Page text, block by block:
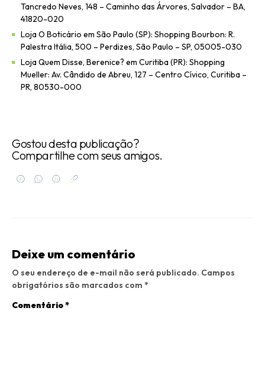
Tancredo Neves, 148 – Caminho das Árvores, Salvador – BA,
41820-020
Loja O Boticário em São Paulo (SP): Shopping Bourbon: R.
Palestra Itália, 500 – Perdizes, São Paulo – SP, 05005-030
Loja Quem Disse, Berenice? em Curitiba (PR): Shopping
Mueller: Av. Cândido de Abreu, 127 – Centro Cívico, Curitiba –
PR, 80530-000
Gostou desta publicação?
Compartilhe com seus amigos.
Deixe um comentário
O seu endereço de e-mail não será publicado. Campos
obrigatórios são marcados com *
Comentário*